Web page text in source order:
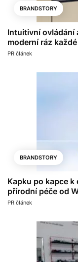
BRANDSTORY
Intuitivní ovládání
moderní ráz
PR článek
BRANDSTORY
Kapku po kapce
přírodní péče od
PR článek